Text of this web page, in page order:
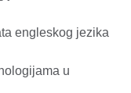
engleskog jezika
u